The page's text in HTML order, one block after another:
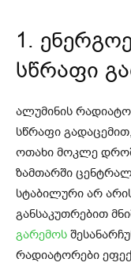
1.
სწრაფი
ალუმინის
სწრაფი
ოთახი მოკლე
ზამთარში
სტაბილური არ
განსაკუთრებით
გარემოს
რადიატორები